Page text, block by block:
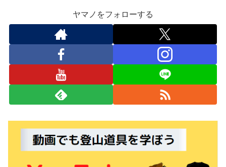
ヤマノをフォローする